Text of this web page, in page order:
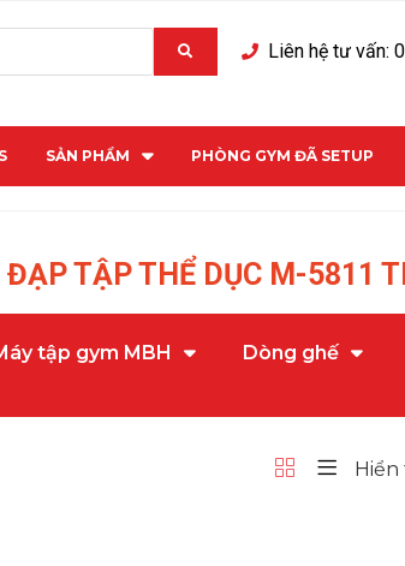
Liên hệ tư vấn:
SẢN PHẨM PHÒNG GYM ĐÃ SETUP
ĐẠP TẬP THỂ DỤC M-5811
tập gym MBH Dòng ghế